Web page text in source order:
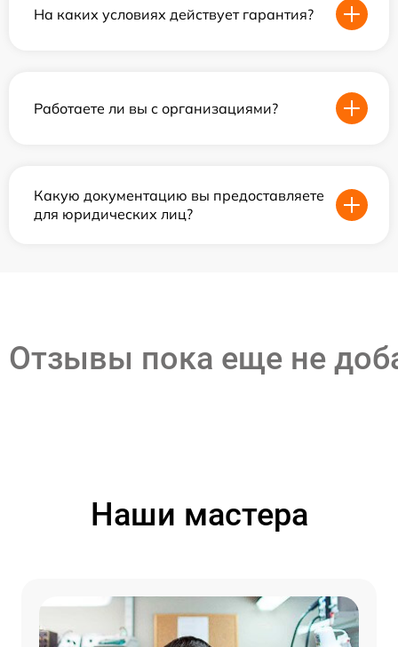
На каких условиях действует гарантия?
Работаете ли вы с организациями?
Какую документацию вы предоставляете
для юридических лиц?
Отзывы пока еще не
Наши мастера